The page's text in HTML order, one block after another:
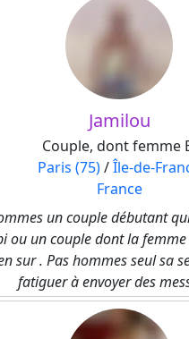
Jamilou
Couple, dont femme
Paris (75)/Île-de-
France
un couple débutant
ou un couple dont la
sur . Pas hommes seul sa
fatiguer à envoyer des